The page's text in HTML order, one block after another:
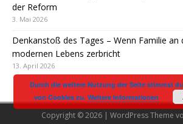
der Reform
3. Mai 2026
Denkanstoß des Tages – Wenn Familie an
modernen Lebens zerbricht
13. April 2026
Copyright © 2026 | WordPress Theme
Durch die weitere Nutzung der Seite stimmst
von Cookies zu.Weitere Informationen